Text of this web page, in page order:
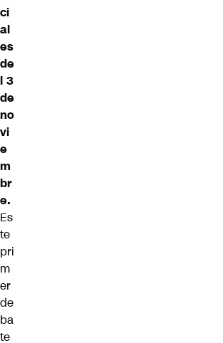
ci
al
es
de
l 3
de
no
vi
e
m
br
e.
Es
te
pri
m
er
de
ba
te